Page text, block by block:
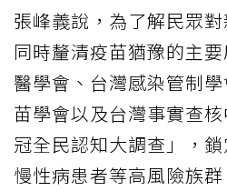
張峰義說，為了解民眾
同時釐清疫苗猶豫的主
醫學會、台灣感染管制
苗學會以及台灣事實查
冠全民認知大調查」，
慢性病患者等高風險族